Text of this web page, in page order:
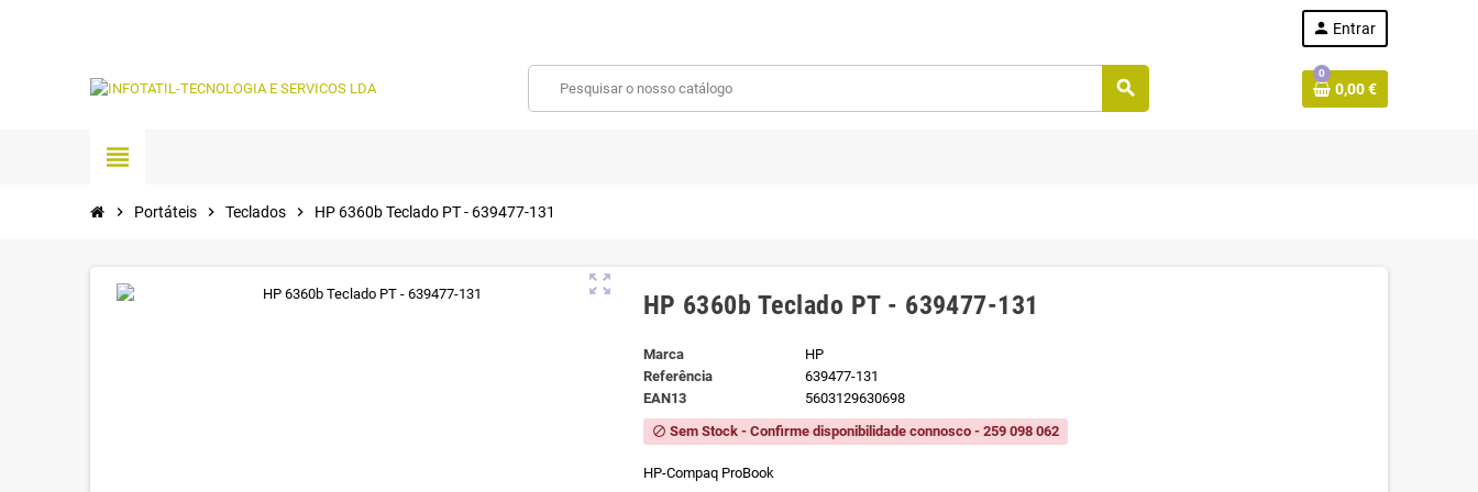
person Entrar
search
0
0,00 €
view_headline
chevron_right Portáteis chevron_right Teclados chevron_right HP 6360b Teclado PT - 639477-131
zoom_out_map
HP 6360b Teclado PT - 639477-131
Marca
HP
Referência
639477-131
EAN13
5603129630698
block Sem Stock - Confirme disponibilidade connosco - 259 098 062
HP-Compaq ProBook